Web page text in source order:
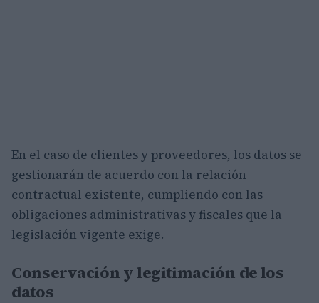
En el caso de clientes y proveedores, los datos se
gestionarán de acuerdo con la relación
contractual existente, cumpliendo con las
obligaciones administrativas y fiscales que la
legislación vigente exige.
Conservación y legitimación de los
datos